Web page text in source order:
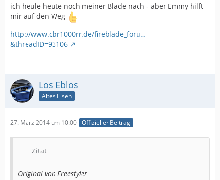
ich heule heute noch meiner Blade nach - aber Emmy hilft
mir auf den Weg
http://www.cbr1000rr.de/fireblade_foru…
&threadID=93106
Los Eblos
Altes Eisen
27. März 2014 um 10:00 Offizieller Beitrag
Zitat
Original von Freestyler